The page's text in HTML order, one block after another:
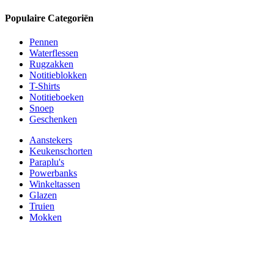
Populaire Categoriën
Pennen
Waterflessen
Rugzakken
Notitieblokken
T-Shirts
Notitieboeken
Snoep
Geschenken
Aanstekers
Keukenschorten
Paraplu's
Powerbanks
Winkeltassen
Glazen
Truien
Mokken